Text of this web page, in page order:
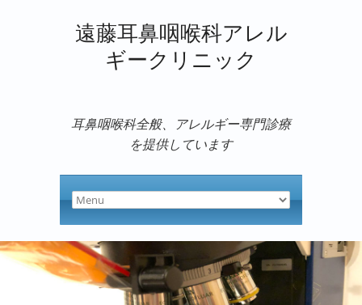
遠藤耳鼻咽喉科アレル
ギークリニック
耳鼻咽喉科全般、アレルギー専門診療
を提供しています